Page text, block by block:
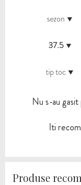
sezon
37.5
tip toc
Nu s-au
Iti
Produse